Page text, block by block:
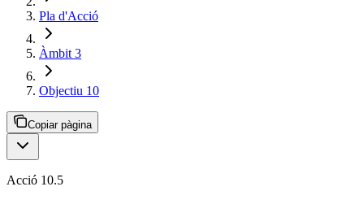
Pla d'Acció
Àmbit 3
Objectiu 10
Copiar pàgina
Acció 10.5